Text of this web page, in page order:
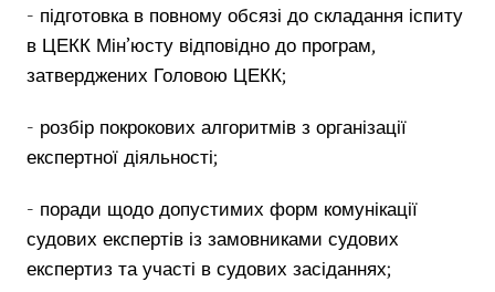
- підготовка в повному обсязі до складання іспиту
в ЦЕКК Мін’юсту відповідно до програм,
затверджених Головою ЦЕКК;
- розбір покрокових алгоритмів з організації
експертної діяльності;
- поради щодо допустимих форм комунікації
судових експертів із замовниками судових
експертиз та участі в судових засіданнях;